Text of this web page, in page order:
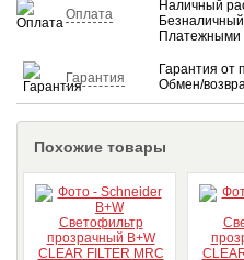
Оплата
Наличный
Платежными
Гарантия
Гарантия от
Обмен/
Похожие товары